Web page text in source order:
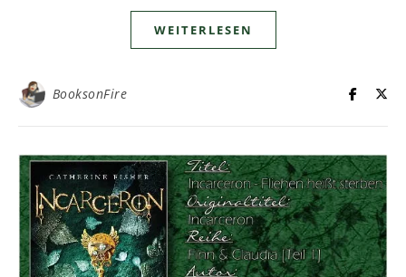
WEITERLESEN
BooksonFire